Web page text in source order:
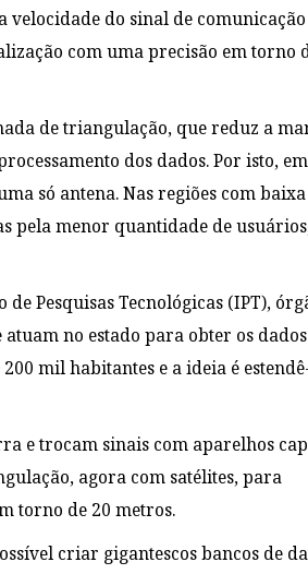
velocidade do sinal de
com uma precisão em torno
de triangulação, que reduz a
dos dados. Por isto,
só antena. Nas regiões com baixa
pela menor quantidade de
Pesquisas Tecnológicas (IPT),
no estado para obter os dados
mil habitantes e a ideia é
e trocam sinais com aparelhos
agora com satélites, para
torno de 20 metros.
criar gigantescos bancos de